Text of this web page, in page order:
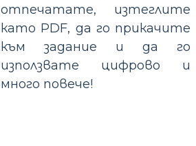
отпечатате, изтеглите
като PDF, да го прикачите
към задание и да го
използвате цифрово и
много повече!